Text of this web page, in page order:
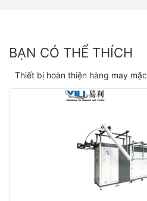
BẠN CÓ THỂ THÍCH
Thiết bị hoàn thiện hàng may mặc